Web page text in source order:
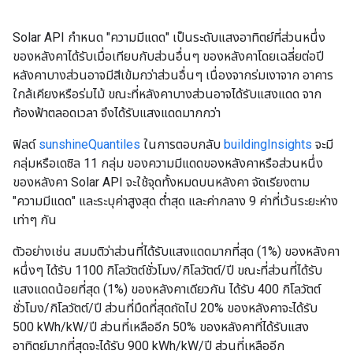
Solar API กำหนด "ความมีแดด" เป็นระดับแสงอาทิตย์ที่ส่วนหนึ่ง
ของหลังคาได้รับเมื่อเทียบกับส่วนอื่นๆ ของหลังคาโดยเฉลี่ยต่อปี
หลังคาบางส่วนอาจมีสีเข้มกว่าส่วนอื่นๆ เนื่องจากร่มเงาจาก อาคาร
ใกล้เคียงหรือร่มไม้ ขณะที่หลังคาบางส่วนอาจได้รับแสงแดด จาก
ท้องฟ้าตลอดเวลา จึงได้รับแสงแดดมากกว่า
ฟิลด์ sunshineQuantiles ในการตอบกลับ buildingInsights จะมี
กลุ่มหรือเดซิล 11 กลุ่ม ของความมีแดดของหลังคาหรือส่วนหนึ่ง
ของหลังคา Solar API จะใช้จุดทั้งหมดบนหลังคา จัดเรียงตาม
"ความมีแดด" และระบุค่าสูงสุด ต่ำสุด และค่ากลาง 9 ค่าที่เว้นระยะห่าง
เท่าๆ กัน
ตัวอย่างเช่น สมมติว่าส่วนที่ได้รับแสงแดดมากที่สุด (1%) ของหลังคา
หนึ่งๆ ได้รับ 1100 กิโลวัตต์ชั่วโมง/กิโลวัตต์/ปี ขณะที่ส่วนที่ได้รับ
แสงแดดน้อยที่สุด (1%) ของหลังคาเดียวกัน ได้รับ 400 กิโลวัตต์
ชั่วโมง/กิโลวัตต์/ปี ส่วนที่มืดที่สุดถัดไป 20% ของหลังคาจะได้รับ
500 kWh/kW/ปี ส่วนที่เหลืออีก 50% ของหลังคาที่ได้รับแสง
อาทิตย์มากที่สุดจะได้รับ 900 kWh/kW/ปี ส่วนที่เหลืออีก